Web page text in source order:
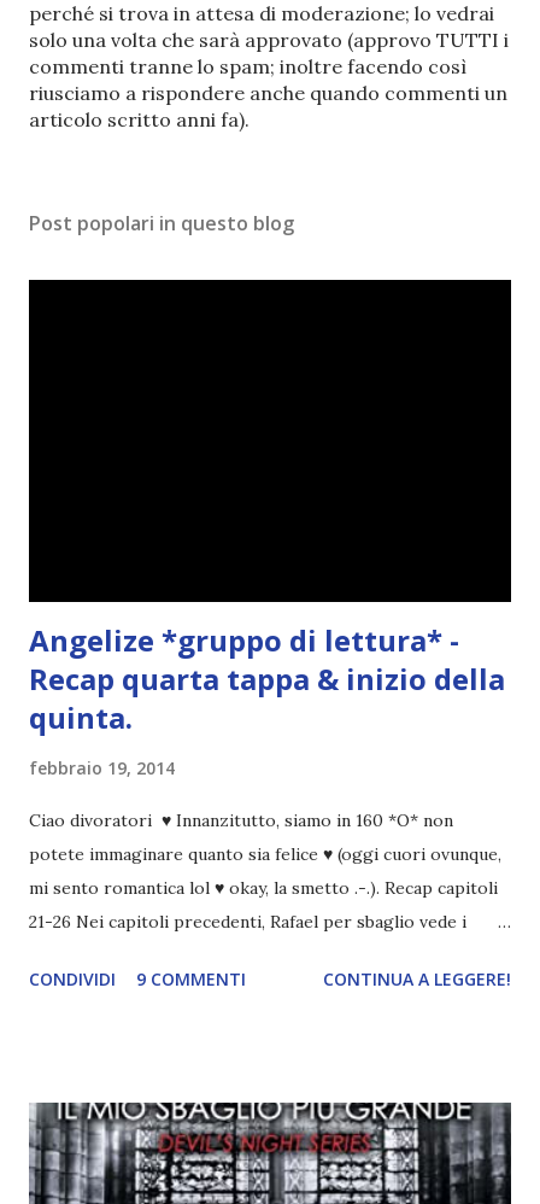
s
t
a
u
n
m
n
perché si trova in attesa di moderazione; lo vedrai
solo una volta che sarà approvato (approvo TUTTI i
commenti tranne lo spam; inoltre facendo così
riusciamo a rispondere anche quando commenti un
articolo scritto anni fa).
Post popolari in questo blog
Angelize *gruppo di lettura* -
Recap quarta tappa & inizio della
quinta.
febbraio 19, 2014
Ciao divoratori ♥ Innanzitutto, siamo in 160 *O* non
potete immaginare quanto sia felice ♥ (oggi cuori ovunque,
mi sento romantica lol ♥ okay, la smetto .-.). Recap capitoli
21-26 Nei capitoli precedenti, Rafael per sbaglio vede i
incontrano e Hesediel mostra loro come combattere i puri.
angelo puro, Elemiah. Ma, a differenza di cosa pensano,
l'angelo non ha intenzione di fare una strage, piuttosto è lì
per avvertili che Mikael non è più "l'angelo puro" che
CONDIVIDI 9 COMMENTI CONTINUA A LEGGERE!